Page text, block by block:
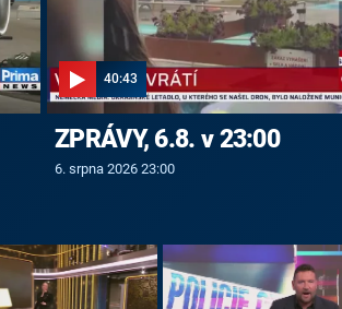
40:43
ZPRÁVY, 6.8. v 23:00
6. srpna 2026 23:00